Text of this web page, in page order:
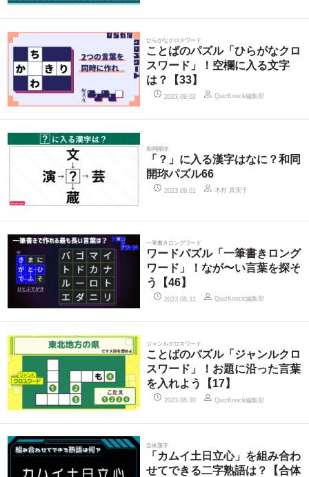
ひらがなクロスワード
ことばのパズル「ひらがなクロ
スワード」！空欄に入る文字
は？【33】
2023.09.02 QuizKnock編集部
和同開珎
「？」に入る漢字はなに？和同
開珎パズル66
2023.09.01 木村 真実子
一筆書きロングワード
ワードパズル「一筆書きロング
ワード」！なが〜い言葉を探そ
う【46】
2023.08.31 QuizKnock編集部
ジャンルクロスワード
ことばのパズル「ジャンルクロ
スワード」！お題に沿った言葉
を入れよう【17】
2023.08.30 QuizKnock編集部
合体漢字
「カムイ土日立心」を組み合わ
せてできる二字熟語は？【合体